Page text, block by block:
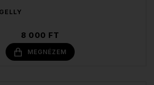
8 000 FT
MEGNÉZEM